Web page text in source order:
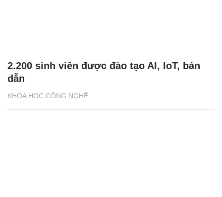
KHOA HỌC CÔNG NGHỆ
2.200 sinh viên được đào tạo AI, IoT, bán
dẫn